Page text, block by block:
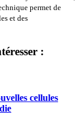
permet de
et des
:
cellules